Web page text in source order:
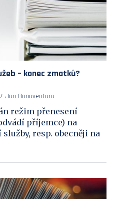
– konec zmatků?
Jan Bonaventura
režim přenesení
příjemce) na
resp. obecněji na